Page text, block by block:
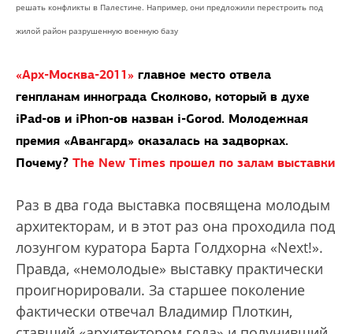
решать конфликты в Палестине. Например, они предложили перестроить под
жилой район разрушенную военную базу
«Арх-Москва-2011» главное место отвела
генпланам иннограда Сколково, который в духе
iPad-ов и iPhon-ов назван i-Gorod. Молодежная
премия «Авангард» оказалась на задворках.
Почему? The New Times прошел по залам выставки
Раз в два года выставка посвящена молодым
архитекторам, и в этот раз она проходила под
лозунгом куратора Барта Голдхорна «Next!».
Правда, «немолодые» выставку практически
проигнорировали. За старшее поколение
фактически отвечал Владимир Плоткин,